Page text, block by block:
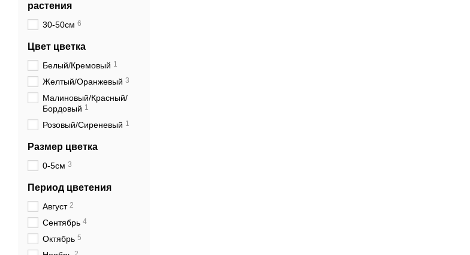
растения
30-50см 6
Цвет цветка
Белый/Кремовый 1
Желтый/Оранжевый 3
Малиновый/Красный/
Бордовый 1
Розовый/Сиреневый 1
Размер цветка
0-5см 3
Период цветения
Август 2
Сентябрь 4
Октябрь 5